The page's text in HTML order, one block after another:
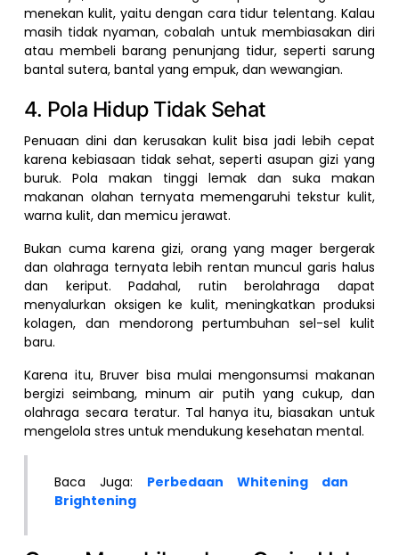
menekan kulit, yaitu dengan cara tidur telentang. Kalau
masih tidak nyaman, cobalah untuk membiasakan diri
atau membeli barang penunjang tidur, seperti sarung
bantal sutera, bantal yang empuk, dan wewangian.
4. Pola Hidup Tidak Sehat
Penuaan dini dan kerusakan kulit bisa jadi lebih cepat
karena kebiasaan tidak sehat, seperti asupan gizi yang
buruk. Pola makan tinggi lemak dan suka makan
makanan olahan ternyata memengaruhi tekstur kulit,
warna kulit, dan memicu jerawat.
Bukan cuma karena gizi, orang yang mager bergerak
dan olahraga ternyata lebih rentan muncul garis halus
dan keriput. Padahal, rutin berolahraga dapat
menyalurkan oksigen ke kulit, meningkatkan produksi
kolagen, dan mendorong pertumbuhan sel-sel kulit
baru.
Karena itu, Bruver bisa mulai mengonsumsi makanan
bergizi seimbang, minum air putih yang cukup, dan
olahraga secara teratur. Tal hanya itu, biasakan untuk
mengelola stres untuk mendukung kesehatan mental.
Baca Juga: Perbedaan Whitening dan
Brightening